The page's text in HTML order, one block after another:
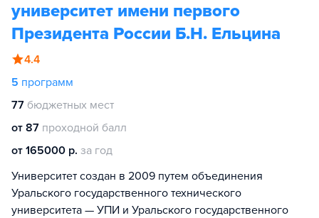
университет имени первого
Президента России Б.Н. Ельцина
4.4
5 программ
77 бюджетных мест
от 87 проходной балл
от 165000 р. за год
Университет создан в 2009 путем объединения
Уральского государственного технического
университета — УПИ и Уральского государственного